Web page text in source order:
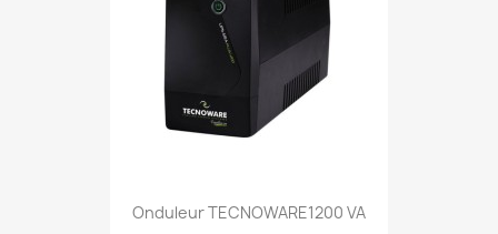
Onduleur TECNOWARE1200 VA